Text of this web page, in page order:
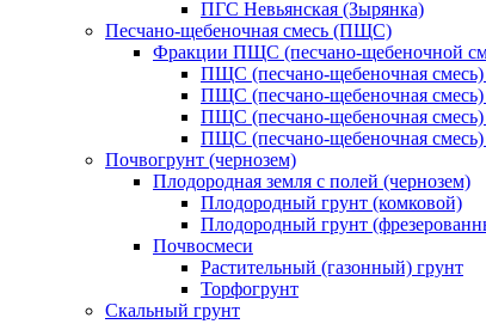
ПГС Невьянская (Зырянка)
Песчано-щебеночная смесь (ПЩС)
Фракции ПЩС (песчано-щебеночной
ПЩС (песчано-щебеночная
ПЩС (песчано-щебеночная
ПЩС (песчано-щебеночная
ПЩС (песчано-щебеночная
Почвогрунт (чернозем)
Плодородная земля с полей (чернозем)
Плодородный грунт (комковой)
Плодородный грунт
Почвосмеси
Растительный (газонный) грунт
Торфогрунт
Скальный грунт